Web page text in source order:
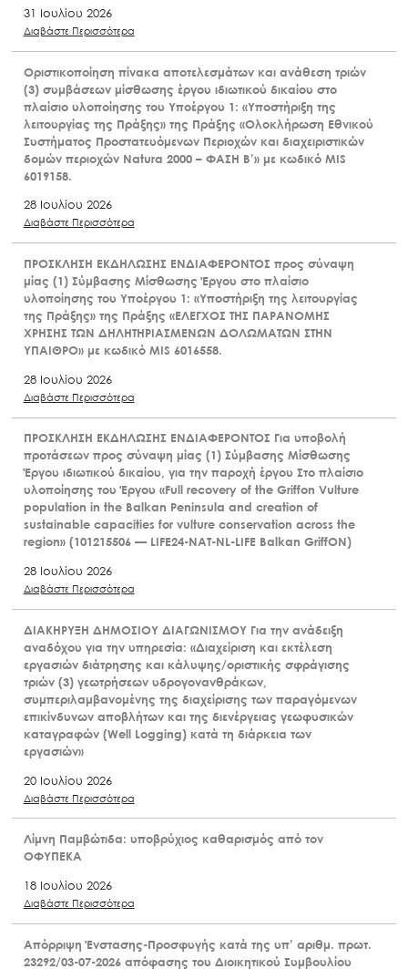
31 Ιουλίου 2026
Διαβάστε Περισσότερα
Οριστικοποίηση πίνακα αποτελεσμάτων και ανάθεση τριών
(3) συμβάσεων μίσθωσης έργου ιδιωτικού δικαίου στο
πλαίσιο υλοποίησης του Υποέργου 1: «Υποστήριξη της
λειτουργίας της Πράξης» της Πράξης «Ολοκλήρωση Εθνικού
Συστήματος Προστατευόμενων Περιοχών και διαχειριστικών
δομών περιοχών Natura 2000 – ΦΑΣΗ Β’» με κωδικό MIS
6019158.
28 Ιουλίου 2026
Διαβάστε Περισσότερα
ΠΡΟΣΚΛΗΣΗ ΕΚΔΗΛΩΣΗΣ ΕΝΔΙΑΦΕΡΟΝΤΟΣ προς σύναψη
μίας (1) Σύμβασης Μίσθωσης Έργου στο πλαίσιο
υλοποίησης του Υποέργου 1: «Υποστήριξη της λειτουργίας
της Πράξης» της Πράξης «ΕΛΕΓΧΟΣ ΤΗΣ ΠΑΡΑΝΟΜΗΣ
ΧΡΗΣΗΣ ΤΩΝ ΔΗΛΗΤΗΡΙΑΣΜΕΝΩΝ ΔΟΛΩΜΑΤΩΝ ΣΤΗΝ
ΥΠΑΙΘΡΟ» με κωδικό MIS 6016558.
28 Ιουλίου 2026
Διαβάστε Περισσότερα
ΠΡΟΣΚΛΗΣΗ ΕΚΔΗΛΩΣΗΣ ΕΝΔΙΑΦΕΡΟΝΤΟΣ Για υποβολή
προτάσεων προς σύναψη μίας (1) Σύμβασης Μίσθωσης
Έργου ιδιωτικού δικαίου, για την παροχή έργου Στο πλαίσιο
υλοποίησης του Έργου «Full recovery of the Griffon Vulture
population in the Balkan Peninsula and creation of
sustainable capacities for vulture conservation across the
region» (101215506 — LIFE24-NAT-NL-LIFE Balkan GriffON)
28 Ιουλίου 2026
Διαβάστε Περισσότερα
ΔΙΑΚΗΡΥΞΗ ΔΗΜΟΣΙΟΥ ΔΙΑΓΩΝΙΣΜΟΥ Για την ανάδειξη
αναδόχου για την υπηρεσία: «Διαχείριση και εκτέλεση
εργασιών διάτρησης και κάλυψης/οριστικής σφράγισης
τριών (3) γεωτρήσεων υδρογονανθράκων,
συμπεριλαμβανομένης της διαχείρισης των παραγόμενων
επικίνδυνων αποβλήτων και της διενέργειας γεωφυσικών
καταγραφών (Well Logging) κατά τη διάρκεια των
εργασιών»
20 Ιουλίου 2026
Διαβάστε Περισσότερα
Λίμνη Παμβώτιδα: υποβρύχιος καθαρισμός από τον
ΟΦΥΠΕΚΑ
18 Ιουλίου 2026
Διαβάστε Περισσότερα
Απόρριψη Ένστασης-Προσφυγής κατά της υπ’ αριθμ. πρωτ.
23292/03-07-2026 απόφασης του Διοικητικού Συμβουλίου